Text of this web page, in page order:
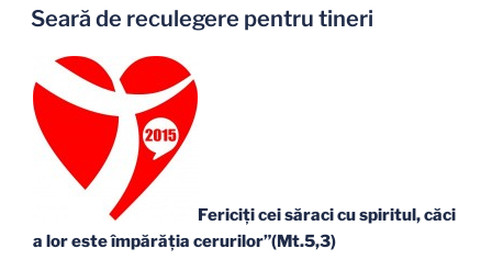
PE
Seară de reculegere pentru tineri
Fericiţi cei săraci cu spiritul, căci
a lor este împărăţia cerurilor”(Mt.5,3)